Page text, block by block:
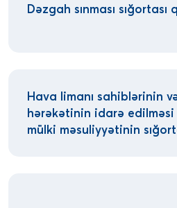
Dəzgah sınması sığortası
Hava limanı sahiblərinin
hərəkətinin idarə edilməsi
mülki məsuliyyətinin